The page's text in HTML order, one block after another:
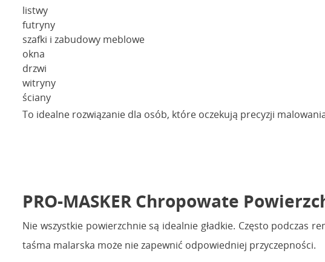
listwy
futryny
szafki i zabudowy meblowe
okna
drzwi
witryny
ściany
To idealne rozwiązanie dla osób, które oczekują precyzji
PRO-MASKER Chropowate
Nie wszystkie powierzchnie są idealnie gładkie. Często podczas
taśma malarska może nie zapewnić odpowiedniej przyczepności.